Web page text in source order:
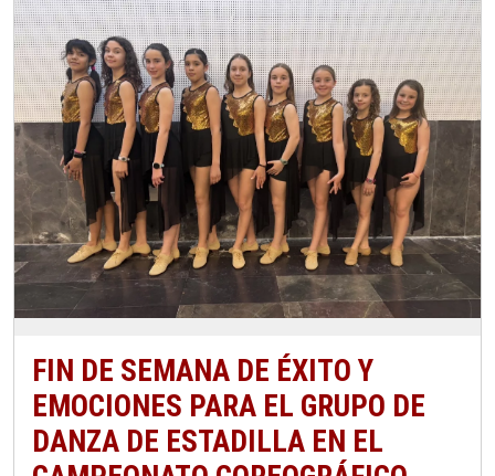
FIN DE SEMANA DE ÉXITO Y
EMOCIONES PARA EL GRUPO DE
DANZA DE ESTADILLA EN EL